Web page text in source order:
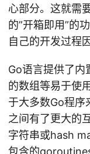
心部分。这就需
的”开箱即用”的
自己的开发过程
Go语言提供了
的数组等易于使
于大多数Go程序
之间有了更大的
字符串或hash
包含的